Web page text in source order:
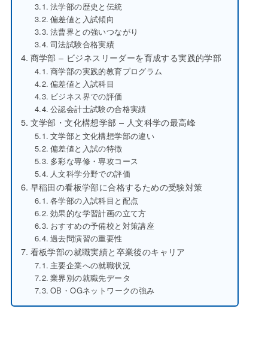
法学部の歴史と伝統
偏差値と入試傾向
法曹界との強いつながり
司法試験合格実績
商学部 – ビジネスリーダーを育成する実践的学部
商学部の実践的教育プログラム
偏差値と入試科目
ビジネス界での評価
公認会計士試験の合格実績
文学部・文化構想学部 – 人文科学の最高峰
文学部と文化構想学部の違い
偏差値と入試の特徴
多彩な専修・専攻コース
人文科学分野での評価
早稲田の看板学部に合格するための受験対策
各学部の入試科目と配点
効果的な学習計画の立て方
おすすめの予備校と対策講座
過去問演習の重要性
看板学部の就職実績と卒業後のキャリア
主要企業への就職状況
業界別の就職先データ
OB・OGネットワークの強み